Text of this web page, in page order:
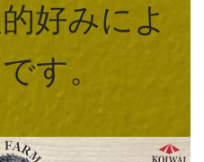
好みによ
す。